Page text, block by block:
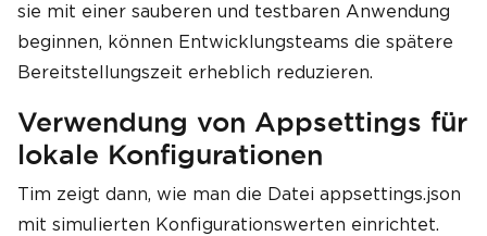
sie mit einer sauberen und testbaren Anwendung
beginnen, können Entwicklungsteams die spätere
Bereitstellungszeit erheblich reduzieren.
Verwendung von Appsettings für
lokale Konfigurationen
Tim zeigt dann, wie man die Datei appsettings.json
mit simulierten Konfigurationswerten einrichtet.